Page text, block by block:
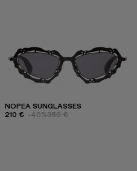
NOPEA SUNGLASSES
210 € -40%350 €